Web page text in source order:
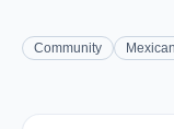
Community